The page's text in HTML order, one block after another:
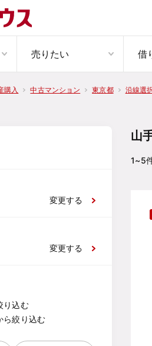
売りたい 借
購入 中古マンション 東京都 沿線選
変更する
変更する
り込む
ら絞り込む
山
1~5